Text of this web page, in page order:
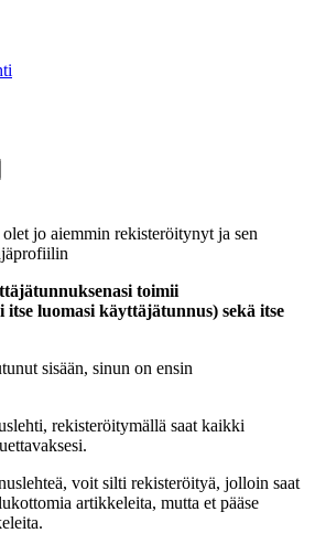
jo aiemmin rekisteröitynyt ja sen
toimii
itse luomasi käyttäjätunnus) sekä itse
sisään, sinun on ensin
rekisteröitymällä saat kaikki
voit silti rekisteröityä, jolloin saat
artikkeleita, mutta et pääse